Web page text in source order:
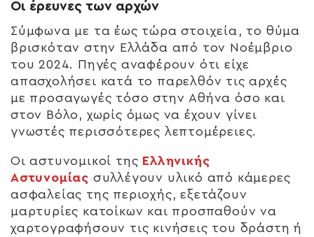
Οι έρευνες των αρχών
Σύμφωνα με τα έως τώρα στοιχεία, το θύμα
βρισκόταν στην Ελλάδα από τον Νοέμβριο
του 2024. Πηγές αναφέρουν ότι είχε
απασχολήσει κατά το παρελθόν τις αρχές
με προσαγωγές τόσο στην Αθήνα όσο και
στον Βόλο, χωρίς όμως να έχουν γίνει
γνωστές περισσότερες λεπτομέρειες.
Οι αστυνομικοί της Ελληνικής
Αστυνομίας συλλέγουν υλικό από κάμερες
ασφαλείας της περιοχής, εξετάζουν
μαρτυρίες κατοίκων και προσπαθούν να
χαρτογραφήσουν τις κινήσεις του δράστη ή